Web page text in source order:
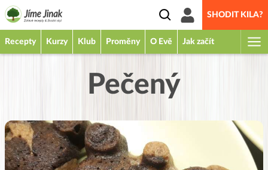
SHODIT KILA?
Recepty Kurzy Klub Proměny O Evě Jak začít
Pečený